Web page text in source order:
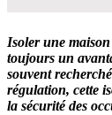
Isoler une
toujours un
souvent
régulation, cette
la sécurité des